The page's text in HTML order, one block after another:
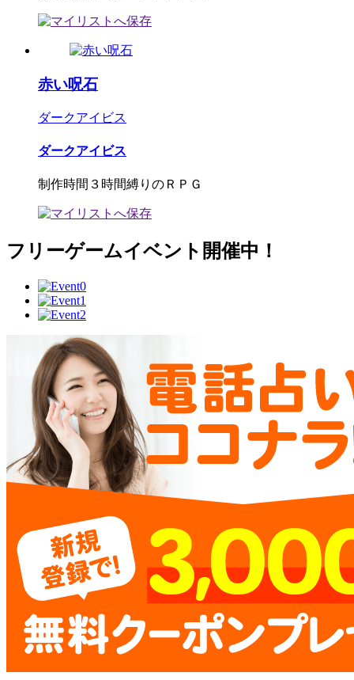
赤い呪石
ダークアイビス
ダークアイビス
制作時間３時間縛りのＲＰＧ
フリーゲームイベント開催中！